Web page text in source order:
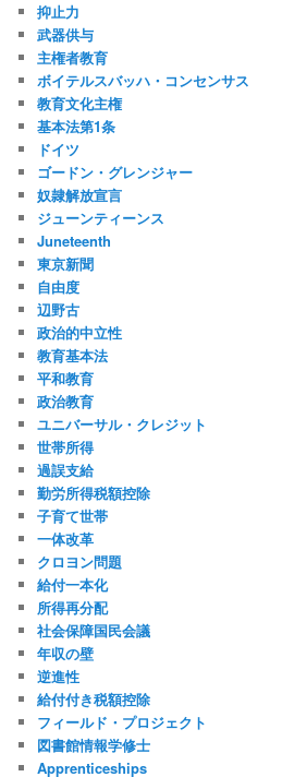
抑止力
武器供与
主権者教育
ボイテルスバッハ・コンセンサス
教育文化主権
基本法第1条
ドイツ
ゴードン・グレンジャー
奴隷解放宣言
ジューンティーンス
Juneteenth
東京新聞
自由度
辺野古
政治的中立性
教育基本法
平和教育
政治教育
ユニバーサル・クレジット
世帯所得
過誤支給
勤労所得税額控除
子育て世帯
一体改革
クロヨン問題
給付一本化
所得再分配
社会保障国民会議
年収の壁
逆進性
給付付き税額控除
フィールド・プロジェクト
図書館情報学修士
Apprenticeships